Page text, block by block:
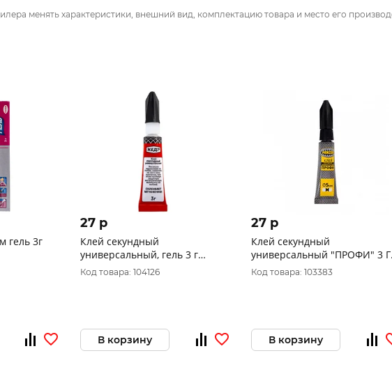
менять характеристики, внешний вид, комплектацию товара и место его
гель 3г
27 p
Клей секундный
универсальный, гель 3 г
"КЕДР" 246389
Код товара: 104126
В корзину
27 p
Клей секундный
универсальный "ПРОФИ" 3 Г
(12/144/576) "PANZER" 246390
Код товара: 103383
В корзину